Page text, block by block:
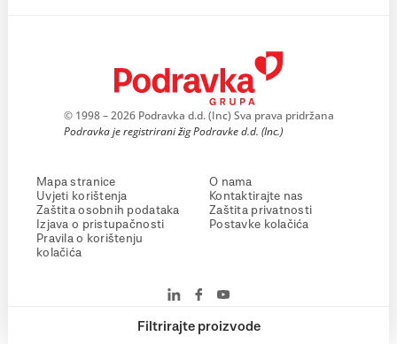
Filtrirajte proizvode
© 1998 – 2026 Podravka d.d. (Inc) Sva prava pridržana
Podravka je registrirani žig Podravke d.d. (Inc.)
Mapa stranice
Uvjeti korištenja
Zaštita osobnih podataka
Izjava o pristupačnosti
Pravila o korištenju
kolačića
O nama
Kontaktirajte nas
Zaštita privatnosti
Postavke kolačića